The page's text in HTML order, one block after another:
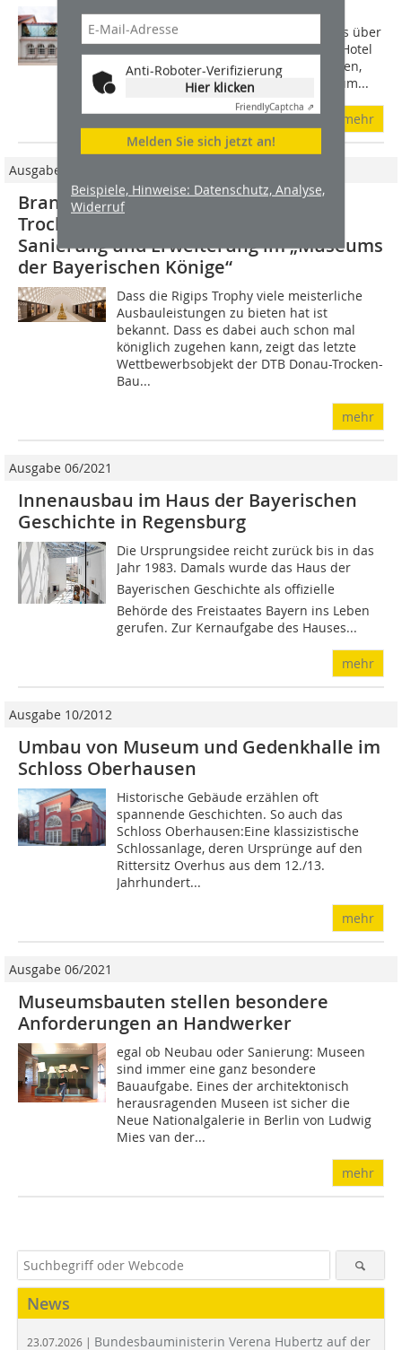
Anti-Roboter-Verifizierung
Hier klicken
FriendlyCaptcha ⇗
Melden Sie sich jetzt an!
Beispiele, Hinweise: Datenschutz, Analyse,
Widerruf
Das Museum der bayerischen Könige
vereint drei bestehende Gebäude: das über
einen langen Zeitraum leerstehende Hotel
Alpenrose mit seinen Jugendstil-Formen,
das so genannte Jägerhaus und den um...
mehr
Ausgabe 04/2014
Brandschutz und Gestaltung vereint
Trockenbauarbeiten während der
Sanierung und Erweiterung im „Museums
der Bayerischen Könige“
Dass die Rigips Trophy viele meisterliche
Ausbauleistungen zu bieten hat ist
bekannt. Dass es dabei auch schon mal
königlich zugehen kann, zeigt das letzte
Wettbewerbsobjekt der DTB Donau-Trocken-
Bau...
mehr
Ausgabe 06/2021
Innenausbau im Haus der Bayerischen
Geschichte in Regensburg
Die Ursprungsidee reicht zurück bis in das
Jahr 1983. Damals wurde das Haus der
Bayerischen Geschichte als offizielle
Behörde des Freistaates Bayern ins Leben
gerufen. Zur Kernaufgabe des Hauses...
mehr
Ausgabe 10/2012
Umbau von Museum und Gedenkhalle im
Schloss Oberhausen
Historische Gebäude erzählen oft
spannende Geschichten. So auch das
Schloss Oberhausen:Eine klassizistische
Schlossanlage, deren Ursprünge auf den
Rittersitz Overhus aus dem 12./13.
Jahrhundert...
mehr
Ausgabe 06/2021
Museumsbauten stellen besondere
Anforderungen an Handwerker
egal ob Neubau oder Sanierung: Museen
sind immer eine ganz besondere
Bauaufgabe. Eines der architektonisch
herausragenden Museen ist sicher die
Neue Nationalgalerie in Berlin von Ludwig
Mies van der...
mehr
News
23.07.2026 | Bundesbauministerin Verena Hubertz auf der